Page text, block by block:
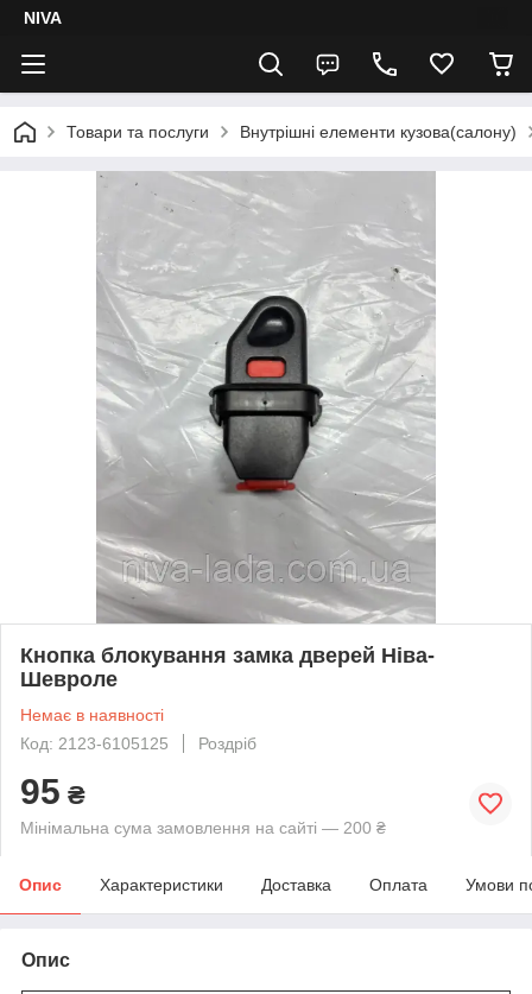
NIVA
Товари та послуги Внутрішні елементи кузова(салону)
Кнопка блокування замка дверей Ніва-
Шевроле
Немає в наявності
Код: 2123-6105125
Роздріб
95 ₴
Мінімальна сума замовлення на сайті — 200 ₴
Опис Характеристики Доставка Оплата Умови
Опис